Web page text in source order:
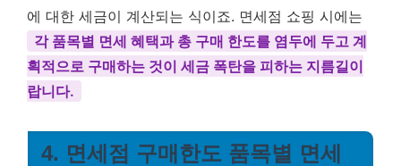
에 대한 세금이 계산되는 식이죠. 면세점 쇼핑 시에는
각 품목별 면세 혜택과 총 구매 한도를 염두에 두고 계
획적으로 구매하는 것이 세금 폭탄을 피하는 지름길이
랍니다.
4. 면세점 구매한도 품목별 면세